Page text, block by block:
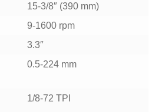
15-3/8″ (390 mm)
9-1600 rpm
3.3″
0.5-224 mm
1/8-72 TPI